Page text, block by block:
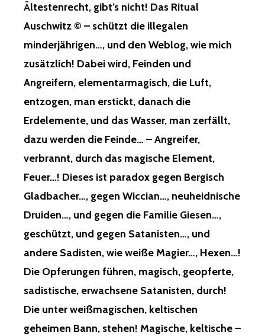
Ältestenrecht, gibt’s nicht! Das Ritual
Auschwitz © – schützt die illegalen
minderjährigen…, und den Weblog, wie mich
zusätzlich! Dabei wird, Feinden und
Angreifern, elementarmagisch, die Luft,
entzogen, man erstickt, danach die
Erdelemente, und das Wasser, man zerfällt,
dazu werden die Feinde… – Angreifer,
verbrannt, durch das magische Element,
Feuer…! Dieses ist paradox gegen Bergisch
Gladbacher…, gegen Wiccian…, neuheidnische
Druiden…, und gegen die Familie Giesen…,
geschützt, und gegen Satanisten…, und
andere Sadisten, wie weiße Magier…, Hexen…!
Die Opferungen führen, magisch, geopferte,
sadistische, erwachsene Satanisten, durch!
Die unter weißmagischen, keltischen
geheimen Bann, stehen! Magische, keltische –